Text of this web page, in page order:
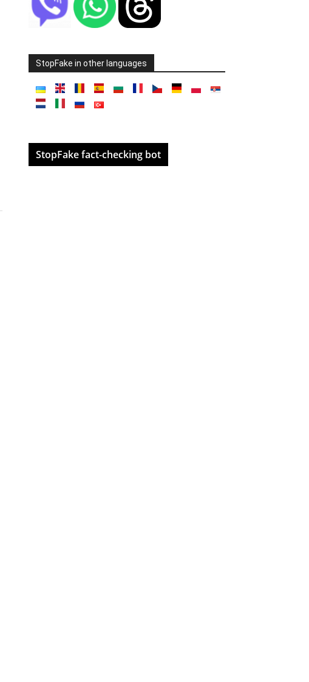
StopFake in other languages
StopFake fact-checking bot